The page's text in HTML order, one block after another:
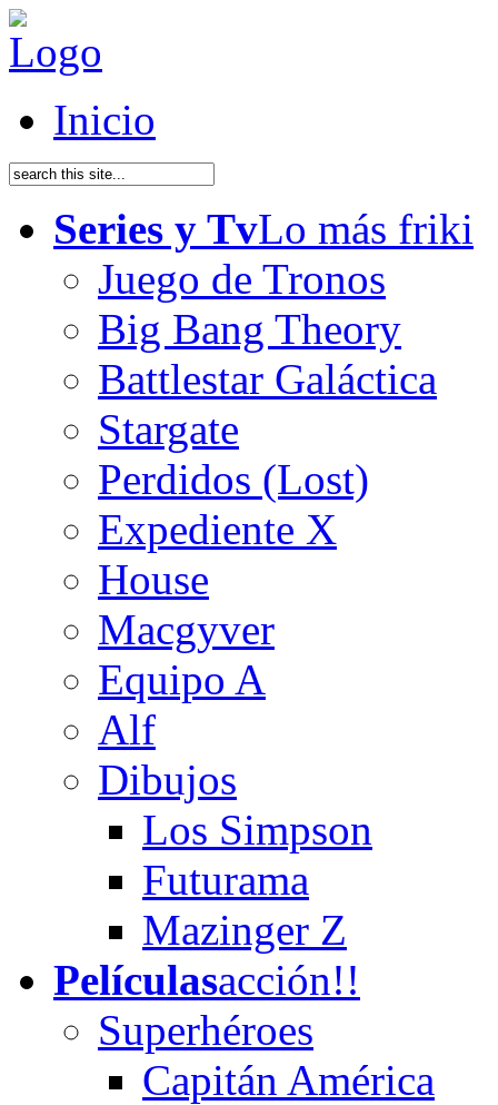
Inicio
Series y TvLo más friki
Juego de Tronos
Big Bang Theory
Battlestar Galáctica
Stargate
Perdidos (Lost)
Expediente X
House
Macgyver
Equipo A
Alf
Dibujos
Los Simpson
Futurama
Mazinger Z
Películasacción!!
Superhéroes
Capitán América